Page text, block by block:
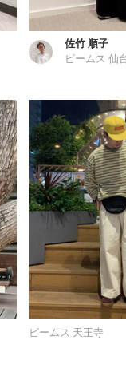
佐竹 順子
ビームス 仙
ビームス 天王寺